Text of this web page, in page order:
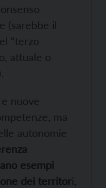
(sarebbe il
“terzo
attuale o
nuove
ma
autonomie
esempi
dei territori,